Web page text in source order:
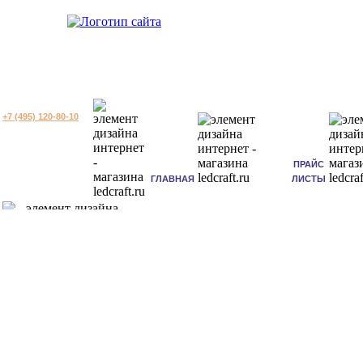
+7 (495) 120-80-10
ГЛАВНАЯ
ПРАЙС
ЛИСТЫ